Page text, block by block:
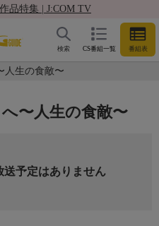
品特集 | J:COM TV
CS番組一覧 番組表
検索
人生の食敵〜
〜人生の食敵〜
送予定はありません